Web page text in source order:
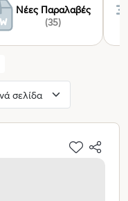
Νέες Παραλαβές
(35)